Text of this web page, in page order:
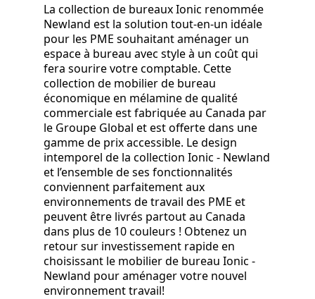
La collection de bureaux Ionic renommée
Newland est la solution tout-en-un idéale
pour les PME souhaitant aménager un
espace à bureau avec style à un coût qui
fera sourire votre comptable. Cette
collection de mobilier de bureau
économique en mélamine de qualité
commerciale est fabriquée au Canada par
le Groupe Global et est offerte dans une
gamme de prix accessible. Le design
intemporel de la collection Ionic - Newland
et l’ensemble de ses fonctionnalités
conviennent parfaitement aux
environnements de travail des PME et
peuvent être livrés partout au Canada
dans plus de 10 couleurs ! Obtenez un
retour sur investissement rapide en
choisissant le mobilier de bureau Ionic -
Newland pour aménager votre nouvel
environnement travail!